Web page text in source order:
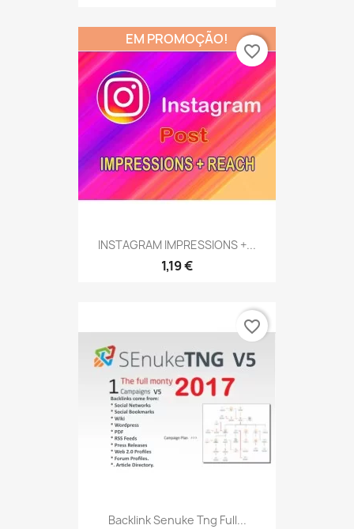
INSTAGRAM IMPRESSIONS +...
1,19 €
EM PROMOÇÃO!
favorite_border
Backlink Senuke Tng Full...
favorite_border